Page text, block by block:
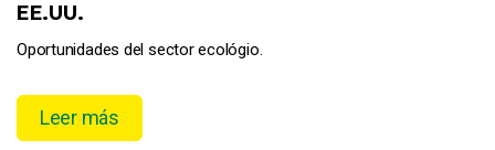
EE.UU.
Oportunidades del sector ecológio.
Leer más